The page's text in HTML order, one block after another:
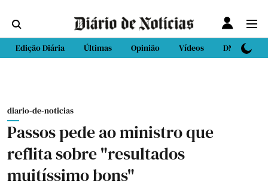
Edição Diária Últimas Opinião Vídeos DN Sport
diario-de-noticias
Passos pede ao ministro que
reflita sobre "resultados
muitíssimo bons"